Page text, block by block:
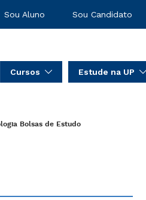
Sou Aluno Sou Candidato
Cursos Estude na UP
Bolsas de Estudo